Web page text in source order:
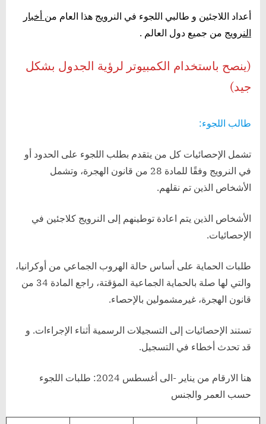
اللاجئين
في
أعداد اللاجئين و طالبي اللجوء في النرويج هذا العام من أخبار
النرويج من جميع دول العالم .
(ينصح باستخدام الكمبيوتر لرؤية الجدول بشكل
جيد)
طالب اللجوء:
تشمل الإحصائيات كل من يتقدم بطلب اللجوء على الحدود أو
في النرويج وفقًا للمادة 28 من قانون الهجرة، وتشمل
الأشخاص الذين تم نقلهم.
الأشخاص الذين يتم اعادة توطينهم إلى النرويج كلاجئين في
الإحصائيات.
طلبات الحماية على أساس حالة الهروب الجماعي من أوكرانيا،
والتي لها صلة بالحماية الجماعية المؤقتة، راجع المادة 34 من
قانون الهجرة، غيرمشمولين بالإحصاء.
تستند الإحصائيات إلى التسجيلات الرسمية أثناء الإجراءات. و
قد تحدث أخطاء في التسجيل.
هنا الارقام من يناير -الى أغسطس 2024: طلبات اللجوء
حسب العمر والجنس